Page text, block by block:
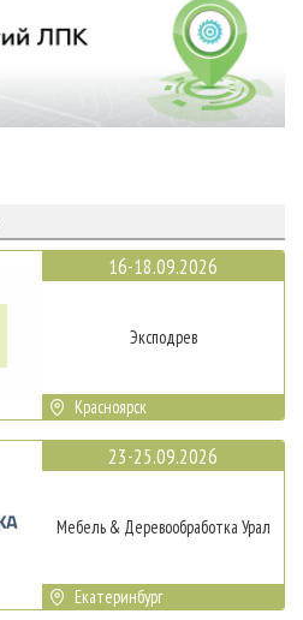
16-18.09.2026
Эксподрев
Красноярск
23-25.09.2026
Мебель & Деревообработка Урал
Екатеринбург